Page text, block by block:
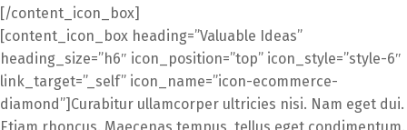
[/content_icon_box]
[content_icon_box heading=”Valuable Ideas”
heading_size=”h6″ icon_position=”top” icon_style=”style-6″
link_target=”_self” icon_name=”icon-ecommerce-
diamond”]Curabitur ullamcorper ultricies nisi. Nam eget dui.